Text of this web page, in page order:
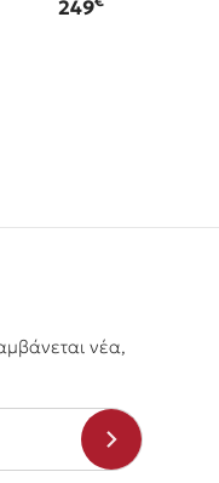
249
νέα,